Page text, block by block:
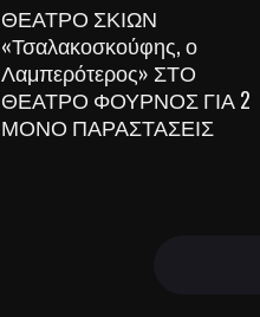
ΘΕΑΤΡΟ ΣΚΙΩΝ
«Τσαλακοσκούφης, ο
Λαμπερότερος» ΣΤΟ
ΘΕΑΤΡΟ ΦΟΥΡΝΟΣ ΓΙΑ 2
ΜΟΝΟ ΠΑΡΑΣΤΑΣΕΙΣ